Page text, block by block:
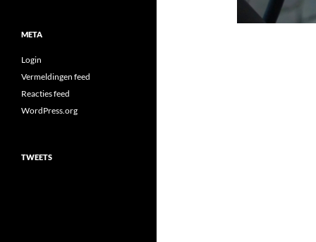
META
Login
Vermeldingen feed
Reacties feed
WordPress.org
TWEETS